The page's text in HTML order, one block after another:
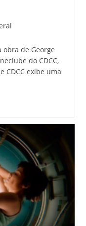
obra de George
do CDCC,
CDCC exibe uma